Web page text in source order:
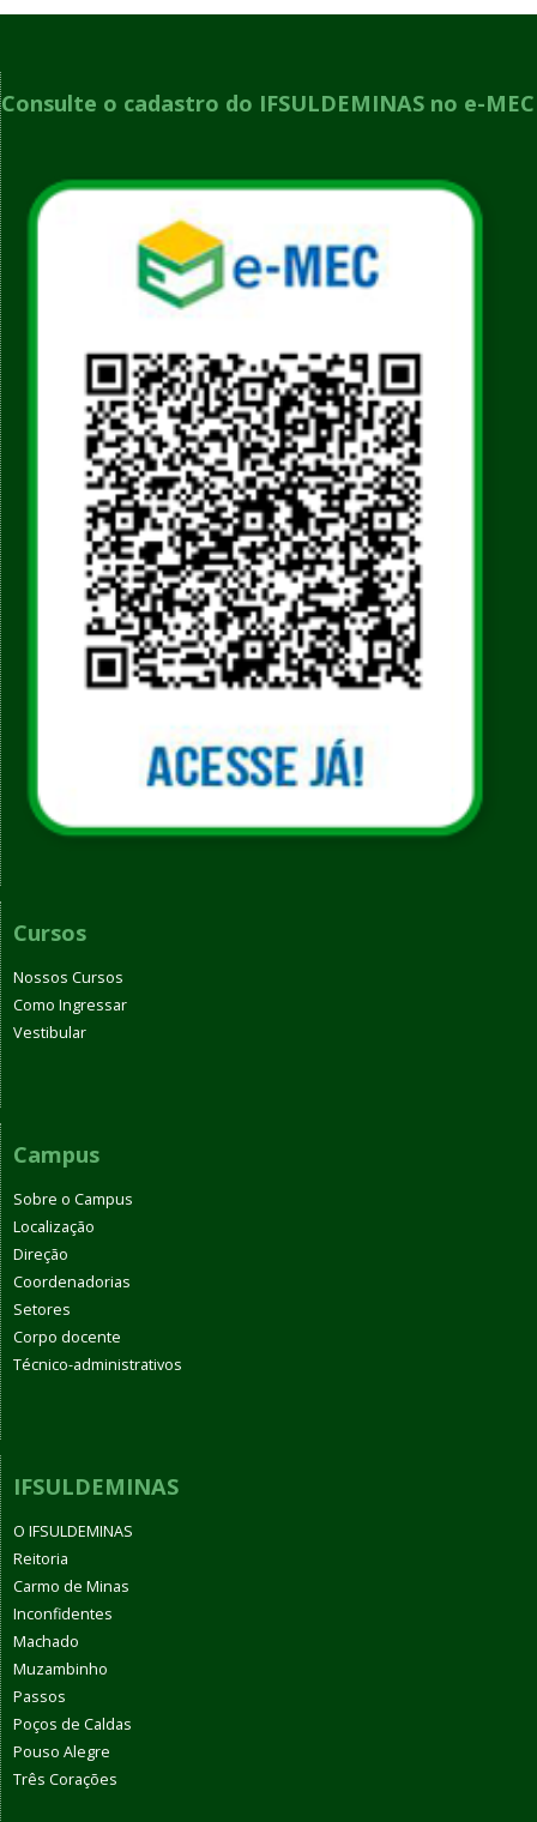
Consulte o cadastro do IFSULDEMINAS no e-MEC
Cursos
Nossos Cursos
Como Ingressar
Vestibular
Campus
Sobre o Campus
Localização
Direção
Coordenadorias
Setores
Corpo docente
Técnico-administrativos
IFSULDEMINAS
O IFSULDEMINAS
Reitoria
Carmo de Minas
Inconfidentes
Machado
Muzambinho
Passos
Poços de Caldas
Pouso Alegre
Três Corações